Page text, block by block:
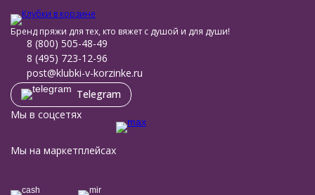
Бренд пряжи для тех, кто вяжет с душой и для души!
8 (800) 505-48-49
8 (495) 723-12-96
post@klubki-v-korzinke.ru
Telegram
Мы в соцсетях
Мы на маркетплейсах